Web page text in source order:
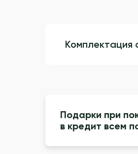
Комплектация
Подарки при
в кредит всем